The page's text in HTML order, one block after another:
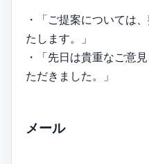
・「ご提案については
たします。」
・「先日は貴重なご意
ただきました。」
メール